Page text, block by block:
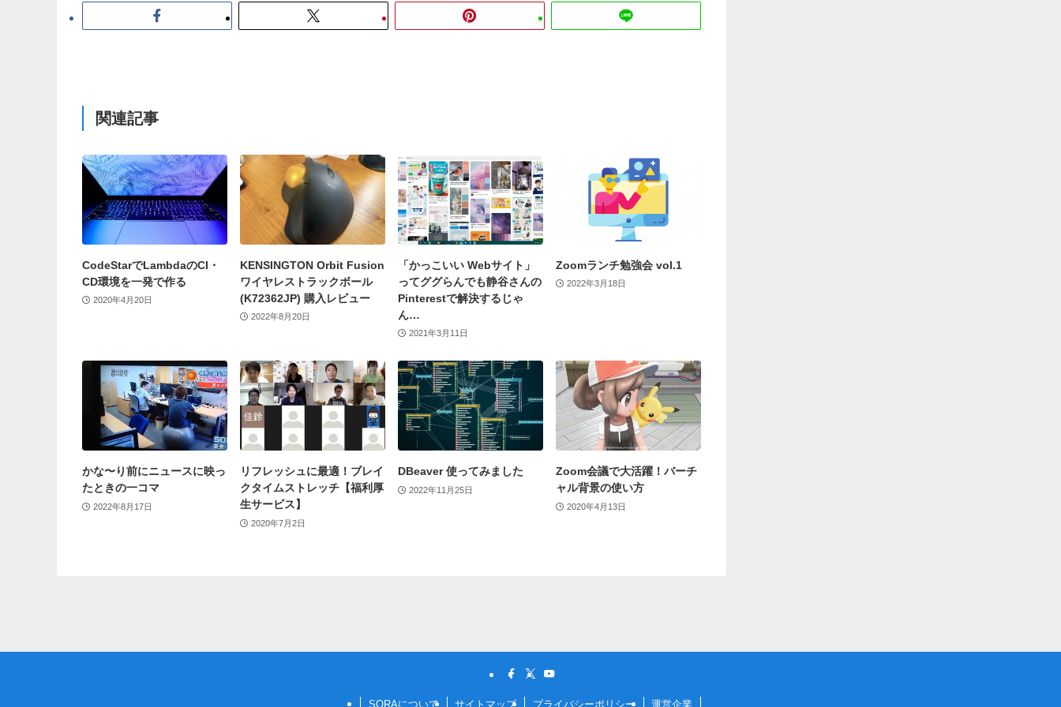
関連記事
CodeStarでLambdaのCI・
CD環境を一発で作る
2020年4月20日
KENSINGTON Orbit Fusion
ワイヤレストラックボール
(K72362JP) 購入レビュー
2022年8月20日
「かっこいい Webサイト」
ってググらんでも静谷さんの
Pinterestで解決するじゃ
ん…
2021年3月11日
Zoomランチ勉強会 vol.1
2022年3月18日
かな〜り前にニュースに映っ
たときの一コマ
2022年8月17日
リフレッシュに最適！ブレイ
クタイムストレッチ【福利厚
生サービス】
2020年7月2日
DBeaver 使ってみました
2022年11月25日
Zoom会議で大活躍！バーチ
ャル背景の使い方
2020年4月13日
SORAについて サイトマップ プライバシーポリシー 運営企業